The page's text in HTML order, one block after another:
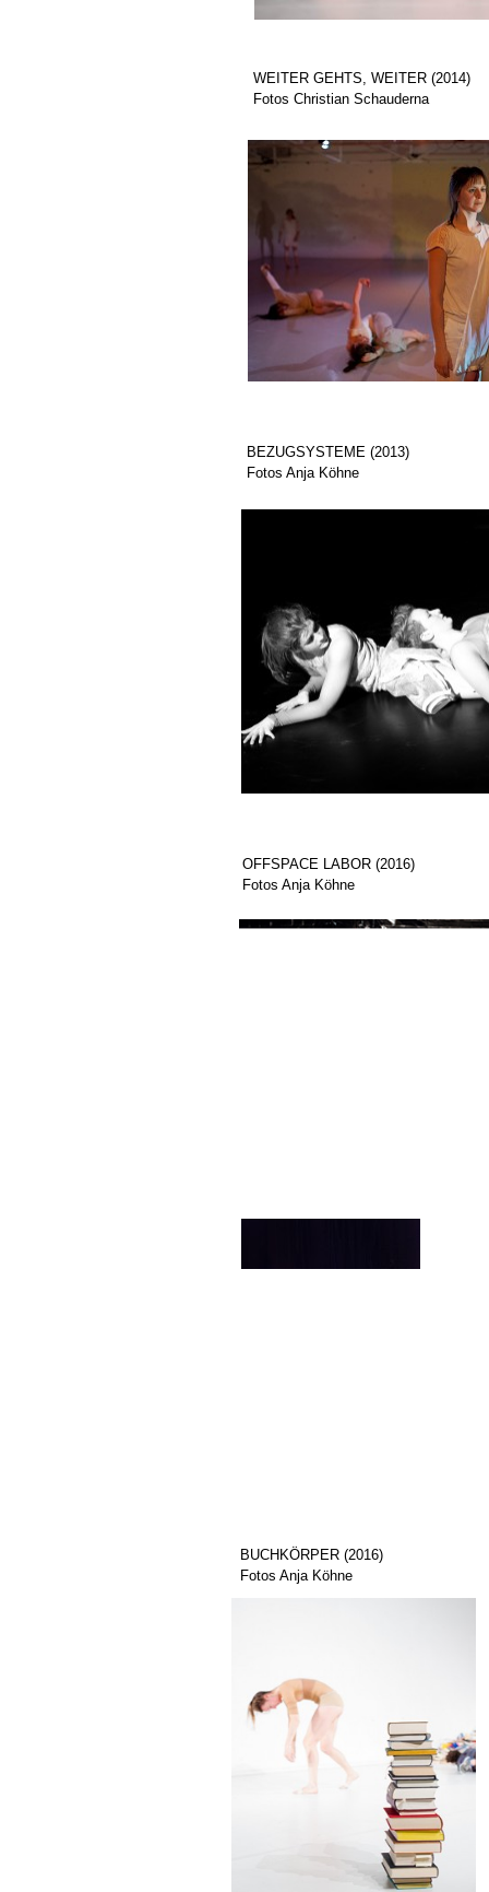
WEITER GEHTS, WEITER (2014)
Fotos Christian Schauderna
BEZUGSYSTEME (2013)
Fotos Anja Köhne
OFFSPACE LABOR (2016)
Fotos Anja Köhne
BUCHKÖRPER (2016)
Fotos Anja Köhne